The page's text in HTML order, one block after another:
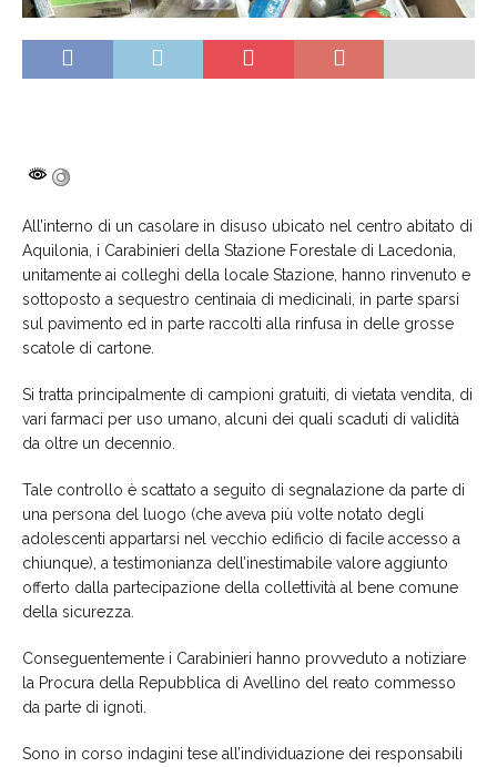
All’interno di un casolare in disuso ubicato nel centro abitato di
Aquilonia, i Carabinieri della Stazione Forestale di Lacedonia,
unitamente ai colleghi della locale Stazione, hanno rinvenuto e
sottoposto a sequestro centinaia di medicinali, in parte sparsi
sul pavimento ed in parte raccolti alla rinfusa in delle grosse
scatole di cartone.
Si tratta principalmente di campioni gratuiti, di vietata vendita, di
vari farmaci per uso umano, alcuni dei quali scaduti di validità
da oltre un decennio.
Tale controllo è scattato a seguito di segnalazione da parte di
una persona del luogo (che aveva più volte notato degli
adolescenti appartarsi nel vecchio edificio di facile accesso a
chiunque), a testimonianza dell’inestimabile valore aggiunto
offerto dalla partecipazione della collettività al bene comune
della sicurezza.
Conseguentemente i Carabinieri hanno provveduto a notiziare
la Procura della Repubblica di Avellino del reato commesso
da parte di ignoti.
Sono in corso indagini tese all’individuazione dei responsabili